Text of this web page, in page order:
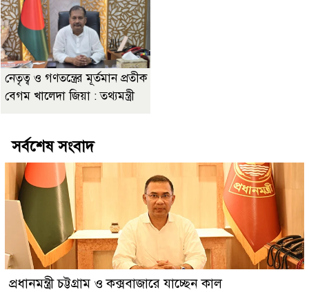
নেতৃত্ব ও গণতন্ত্রের মূর্তমান প্রতীক
বেগম খালেদা জিয়া : তথ্যমন্ত্রী
সর্বশেষ সংবাদ
প্রধানমন্ত্রী চট্টগ্রাম ও কক্সবাজারে যাচ্ছেন কাল